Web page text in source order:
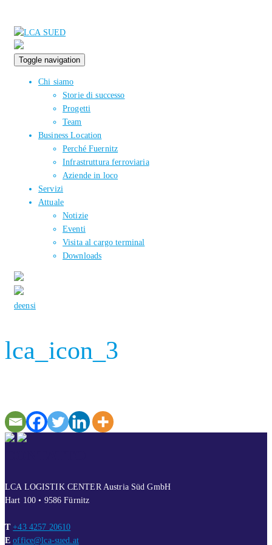
Toggle navigation
Chi siamo
Storie di successo
Progetti
Team
Business Location
Perché Fuernitz
Infrastruttura ferroviaria
Aziende in loco
Servizi
Attuale
Notizie
Eventi
Visita al cargo terminal
Downloads
deensi
lca_icon_3
LCA LOGISTIK CENTER Austria Süd GmbH
Hart 100 • 9586 Fürnitz
T +43 4257 20610
E office@lca-sued.at